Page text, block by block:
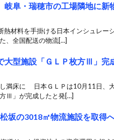
岐阜・瑞穂市の工場隣地に新
熱材料を手掛ける日本インシュレー
、全国配送の物流[…]
大型施設「ＧＬＰ枚方Ⅲ」完
満床に 日本ＧＬＰは10月11日、
Ⅲ」が完成したと発[…]
坂の3018㎡物流施設を取得